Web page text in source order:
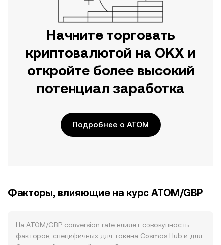
Начните торговать
криптовалютой на OKX и
откройте более высокий
потенциал заработка
Подробнее о ATOM
Факторы, влияющие на курс ATOM/GBP
На ATOM/GBP conversion rate влияет совокупность
факторов, специфичных для токена Cosmos Hub и для